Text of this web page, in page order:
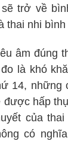
trở về
thai nhi
âm đúng
là khó
14, những
được hấp
của
có